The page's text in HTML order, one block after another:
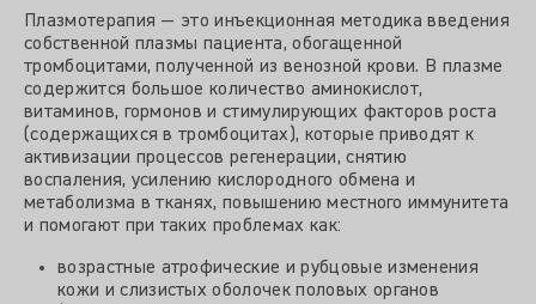
Плазмотерапия — это инъекционная методика введения
собственной плазмы пациента, обогащенной
тромбоцитами, полученной из венозной крови. В плазме
содержится большое количество аминокислот,
витаминов, гормонов и стимулирующих факторов роста
(содержащихся в тромбоцитах), которые приводят к
активизации процессов регенерации, снятию
воспаления, усилению кислородного обмена и
метаболизма в тканях, повышению местного иммунитета
и помогают при таких проблемах как:
возрастные атрофические и рубцовые изменения
кожи и слизистых оболочек половых органов